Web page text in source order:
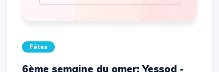
Fêtes
6ème semaine du omer: Yessod -